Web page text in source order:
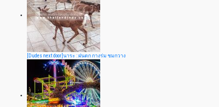
[Dudes next door]นาระ : ฝนตก กางร่ม ชมกวาง